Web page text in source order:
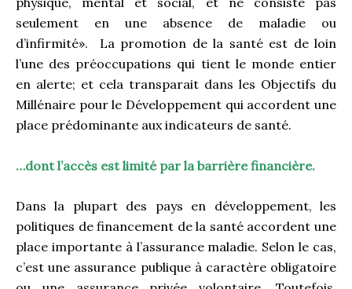
seulement en une absence de maladie ou
d’infirmité». La promotion de la santé est de loin
l’une des préoccupations qui tient le monde entier
en alerte; et cela transparait dans les Objectifs du
Millénaire pour le Développement qui accordent une
place prédominante aux indicateurs de santé.
…dont l’accès est limité par la barrière financière.
Dans la plupart des pays en développement, les
politiques de financement de la santé accordent une
place importante à l’assurance maladie. Selon le cas,
c’est une assurance publique à caractère obligatoire